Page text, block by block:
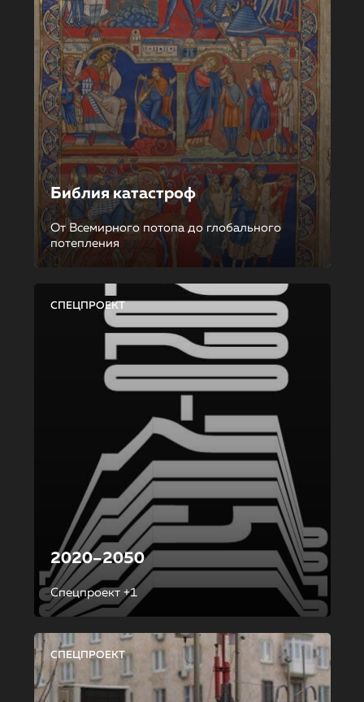
Библия катастроф
От Всемирного потопа до глобального
потепления
СПЕЦПРОЕКТ
2020–2050
Спецпроект +1
СПЕЦПРОЕКТ